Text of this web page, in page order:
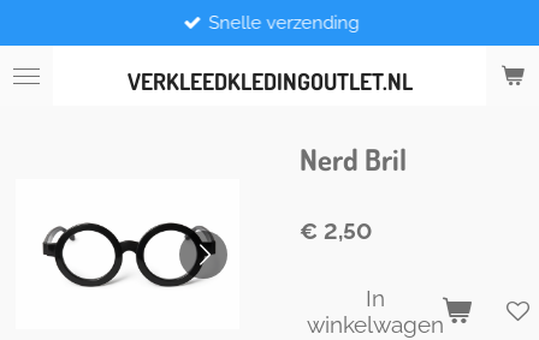
direct
naar
VERKLEEDKLEDINGOUTLET.NL
Snelle verzending
Nerd Bril
€ 2,50
In
winkelwagen